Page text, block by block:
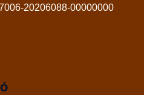
20206088-00000000